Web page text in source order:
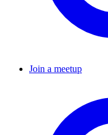
Join a meetup